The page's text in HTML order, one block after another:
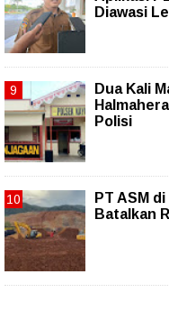
Diawasi
Dua Kali
Polisi
PT ASM
Batalkan